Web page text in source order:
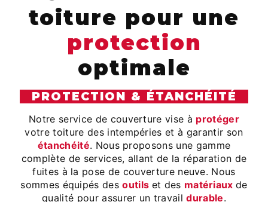
toiture pour une
protection
optimale
PROTECTION & ÉTANCHÉITÉ
Notre service de couverture vise à protéger
votre toiture des intempéries et à garantir son
étanchéité. Nous proposons une gamme
complète de services, allant de la réparation de
fuites à la pose de couverture neuve. Nous
sommes équipés desoutils et des matériauxde
qualité pour assurer un travaildurable.